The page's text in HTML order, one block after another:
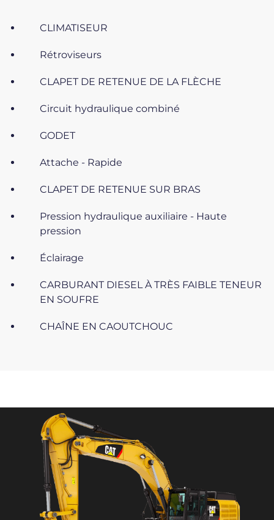
CLIMATISEUR
Rétroviseurs
CLAPET DE RETENUE DE LA FLÈCHE
Circuit hydraulique combiné
GODET
Attache - Rapide
CLAPET DE RETENUE SUR BRAS
Pression hydraulique auxiliaire - Haute
pression
Éclairage
CARBURANT DIESEL À TRÈS FAIBLE TENEUR
EN SOUFRE
CHAÎNE EN CAOUTCHOUC